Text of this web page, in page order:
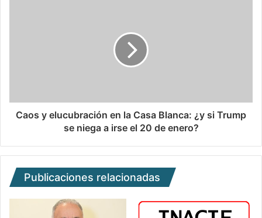
Caos y elucubración en la Casa Blanca: ¿y si Trump
se niega a irse el 20 de enero?
Publicaciones relacionadas